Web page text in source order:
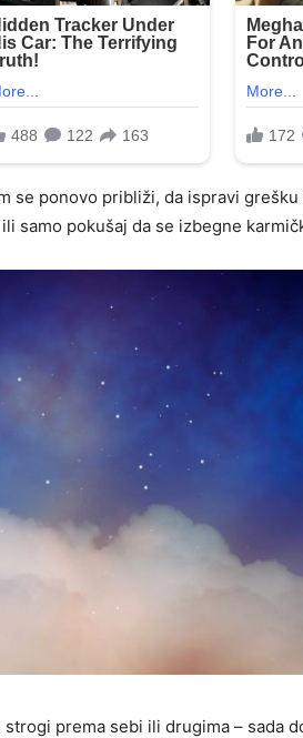
se ponovo približi, da ispravi
samo pokušaj da se izbegne
prema sebi ili drugima – sada